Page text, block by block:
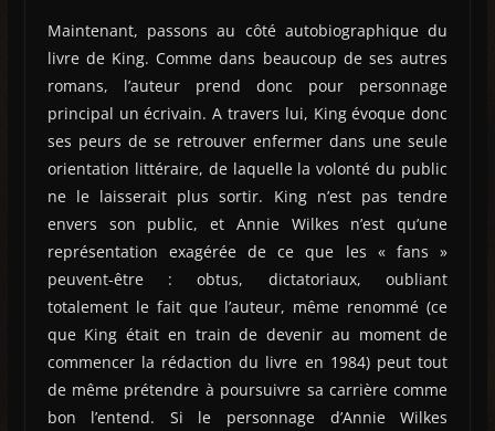
Maintenant, passons au côté autobiographique du
livre de King. Comme dans beaucoup de ses autres
romans, l’auteur prend donc pour personnage
principal un écrivain. A travers lui, King évoque donc
ses peurs de se retrouver enfermer dans une seule
orientation littéraire, de laquelle la volonté du public
ne le laisserait plus sortir. King n’est pas tendre
envers son public, et Annie Wilkes n’est qu’une
représentation exagérée de ce que les « fans »
peuvent-être : obtus, dictatoriaux, oubliant
totalement le fait que l’auteur, même renommé (ce
que King était en train de devenir au moment de
commencer la rédaction du livre en 1984) peut tout
de même prétendre à poursuivre sa carrière comme
bon l’entend. Si le personnage d’Annie Wilkes